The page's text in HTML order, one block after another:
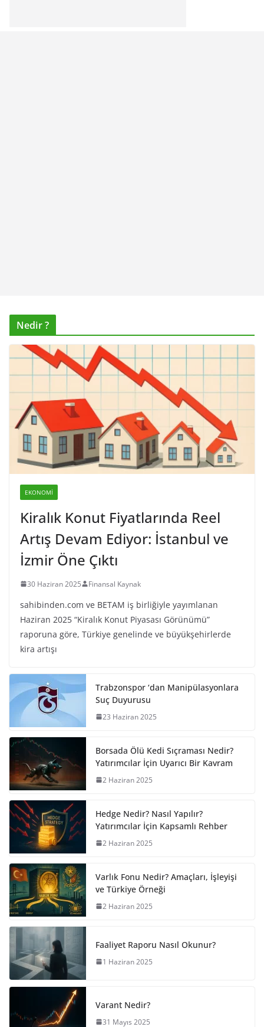
Nedir ?
EKONOMI
Kiralık Konut Fiyatlarında Reel
Artış Devam Ediyor: İstanbul ve
İzmir Öne Çıktı
30 Haziran 2025 Finansal Kaynak
sahibinden.com ve BETAM iş birliğiyle yayımlanan
Haziran 2025 “Kiralık Konut Piyasası Görünümü”
raporuna göre, Türkiye genelinde ve büyükşehirlerde
kira artışı
Trabzonspor ‘dan Manipülasyonlara
Suç Duyurusu
23 Haziran 2025
Borsada Ölü Kedi Sıçraması Nedir?
Yatırımcılar İçin Uyarıcı Bir Kavram
2 Haziran 2025
Hedge Nedir? Nasıl Yapılır?
Yatırımcılar İçin Kapsamlı Rehber
2 Haziran 2025
Varlık Fonu Nedir? Amaçları, İşleyişi
ve Türkiye Örneği
2 Haziran 2025
Faaliyet Raporu Nasıl Okunur?
1 Haziran 2025
Varant Nedir?
31 Mayıs 2025